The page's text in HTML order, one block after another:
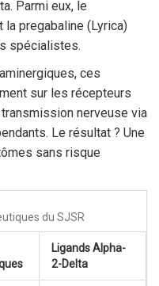
. Parmi eux, le
la pregabaline (Lyrica)
spécialistes.
ces
sur les récepteurs
nerveuse via
Le résultat ? Une
sans risque
du SJSR
Ligands Alpha-
2-Delta